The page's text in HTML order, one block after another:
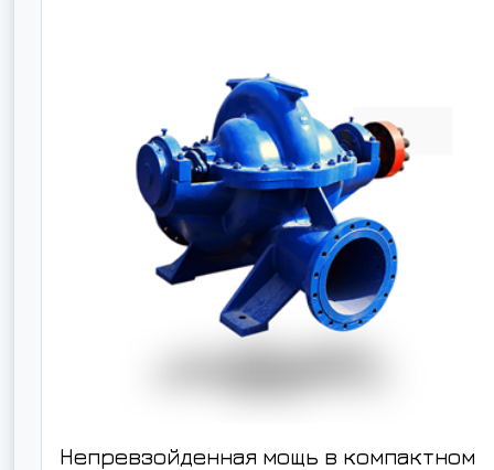
Непревзойденная мощь в компактном